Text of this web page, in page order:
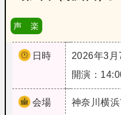
声 楽
日時
2026年3月
開演：
会場 神奈川横